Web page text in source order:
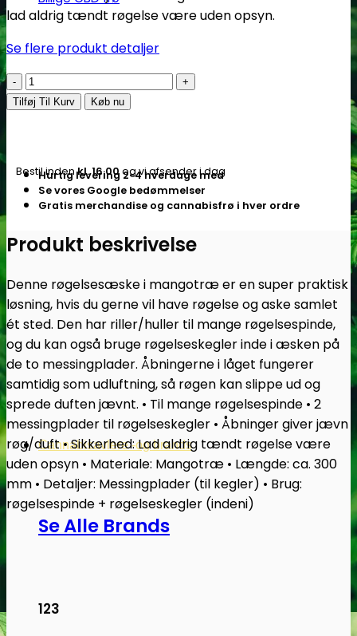
Cannabisavlere -og brands
Se Alle Brands
123
lad aldrig tændt røgelse være uden opsyn.
Se flere produkt detaljer
Røgelsesholder
i
antal
Tilføj Til Kurv Køb nu
Bestil indenkl. 16.00og vi afsender i dag
Hurtig levering 2-4 hverdage med
Se vores Google bedømmelser
Gratis merchandise og cannabisfrø i hver ordre
Produkt beskrivelse
Denne røgelsesæske i mangotræ er en super praktisk
løsning, hvis du gerne vil have røgelse og aske samlet
ét sted. Den har riller/huller til mange røgelsespinde,
og du kan også bruge røgelseskegler inde i æsken på
de to messingplader. Åbningerne i låget fungerer
samtidig som udluftning, så røgen kan slippe ud og
sprede duften jævnt. • Til mange røgelsespinde • 2
messingplader til røgelseskegler • Åbninger giver jævn
røg/duft • Sikkerhed: Lad aldrig tændt røgelse være
uden opsyn • Materiale: Mangotræ • Længde: ca. 300
mm • Detaljer: Messingplader (til kegler) • Brug:
røgelsespinde + røgelseskegler (indeni)